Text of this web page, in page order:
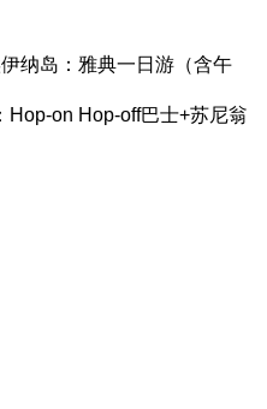
纳岛：雅典一日游（含午
Hop-on Hop-off巴士+苏尼翁